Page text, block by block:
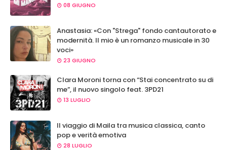
08 GIUGNO
Anastasia: «Con "Strega" fondo cantautorato e
modernità. Il mio è un romanzo musicale in 30
voci»
23 GIUGNO
Clara Moroni torna con “Stai concentrato su di
me”, il nuovo singolo feat. 3PD21
13 LUGLIO
Il viaggio di Maila tra musica classica, canto
pop e verità emotiva
28 LUGLIO